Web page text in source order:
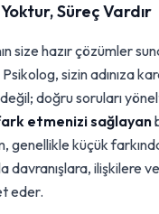
Süreç Vardır
size hazır çözümler
sizin adınıza
doğru soruları
etmenizi sağlayan
genellikle küçük
davranışlara, ilişkilere
eder.